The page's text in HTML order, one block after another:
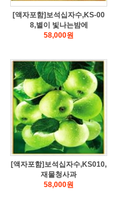
[액자포함]보석십자수,KS-00
8,별이 빛나는밤에
58,000원
[액자포함]보석십자수,KS010,
재물청사과
58,000원